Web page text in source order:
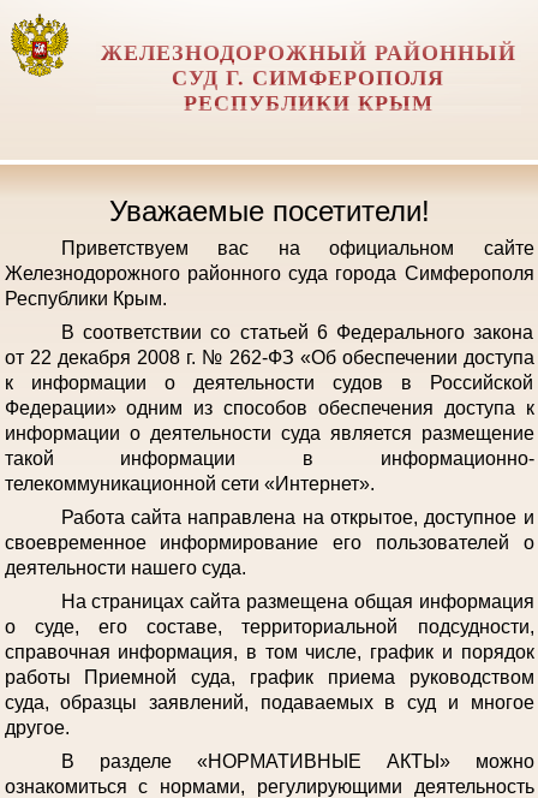
ЖЕЛЕЗНОДОРОЖНЫЙ РАЙОННЫЙ
СУД Г. СИМФЕРОПОЛЯ
РЕСПУБЛИКИ КРЫМ
Уважаемые посетители!
Приветствуем вас на официальном сайте
Железнодорожного районного суда города Симферополя
Республики Крым.
В соответствии со статьей 6 Федерального закона
от 22 декабря 2008 г. № 262-ФЗ «Об обеспечении доступа
к информации о деятельности судов в Российской
Федерации» одним из способов обеспечения доступа к
информации о деятельности суда является размещение
такой информации в информационно-
телекоммуникационной сети «Интернет».
Работа сайта направлена на открытое, доступное и
своевременное информирование его пользователей о
деятельности нашего суда.
На страницах сайта размещена общая информация
о суде, его составе, территориальной подсудности,
справочная информация, в том числе, график и порядок
работы Приемной суда, график приема руководством
суда, образцы заявлений, подаваемых в суд и многое
другое.
В разделе «НОРМАТИВНЫЕ АКТЫ» можно
ознакомиться с нормами, регулирующими деятельность